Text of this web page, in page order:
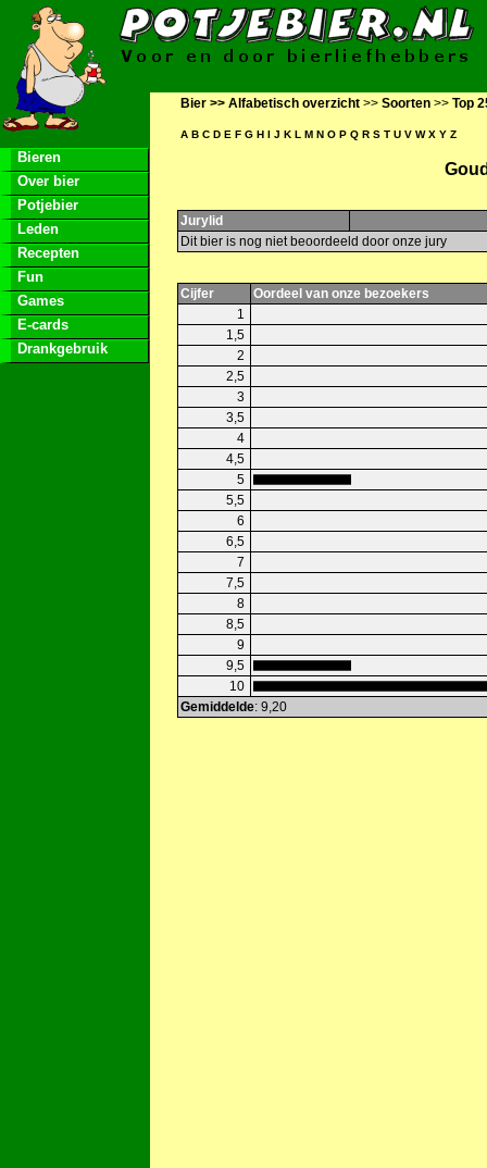
Bieren
Over bier
Potjebier
Leden
Recepten
Fun
Games
E-cards
Drankgebruik
Bier >> Alfabetisch overzicht >> Soorten >> Top
A B C D E F G H I J K L M N O P Q R S T U V W X Y Z
Jurylid
Dit bier is nog niet beoordeeld door onze jury
Cijfer
Oordeel van onze bezoekers
1
1,5
2
2,5
3
3,5
4
4,5
5
5,5
6
6,5
7
7,5
8
8,5
9
9,5
10
Gemiddelde: 9,20